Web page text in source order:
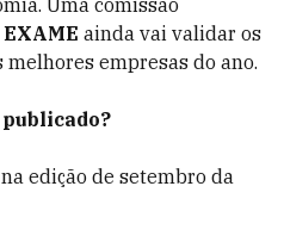
Uma comissão
EXAME ainda vai validar os
empresas do ano.
edição de setembro da